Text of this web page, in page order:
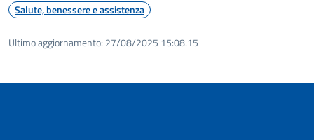
Salute, benessere e assistenza
Ultimo aggiornamento: 27/08/2025 15:08.15